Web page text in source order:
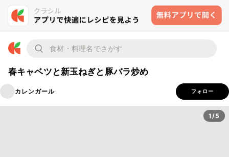
春キャベツと新玉ねぎと豚バラ炒め
カレンガール フォロー
1/5